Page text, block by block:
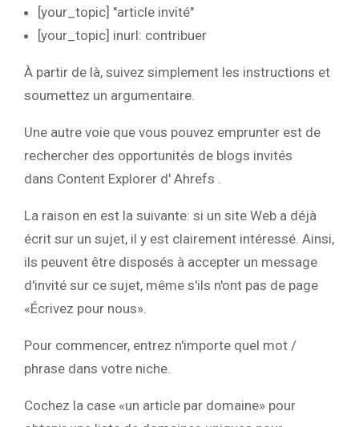
[your_topic] "article invité"
[your_topic] inurl: contribuer
À partir de là, suivez simplement les instructions et
soumettez un argumentaire.
Une autre voie que vous pouvez emprunter est de
rechercher des opportunités de blogs invités
dans Content Explorer d' Ahrefs .
La raison en est la suivante: si un site Web a déjà
écrit sur un sujet, il y est clairement intéressé. Ainsi,
ils peuvent être disposés à accepter un message
d'invité sur ce sujet, même s'ils n'ont pas de page
«Écrivez pour nous».
Pour commencer, entrez n'importe quel mot /
phrase dans votre niche.
Cochez la case «un article par domaine» pour